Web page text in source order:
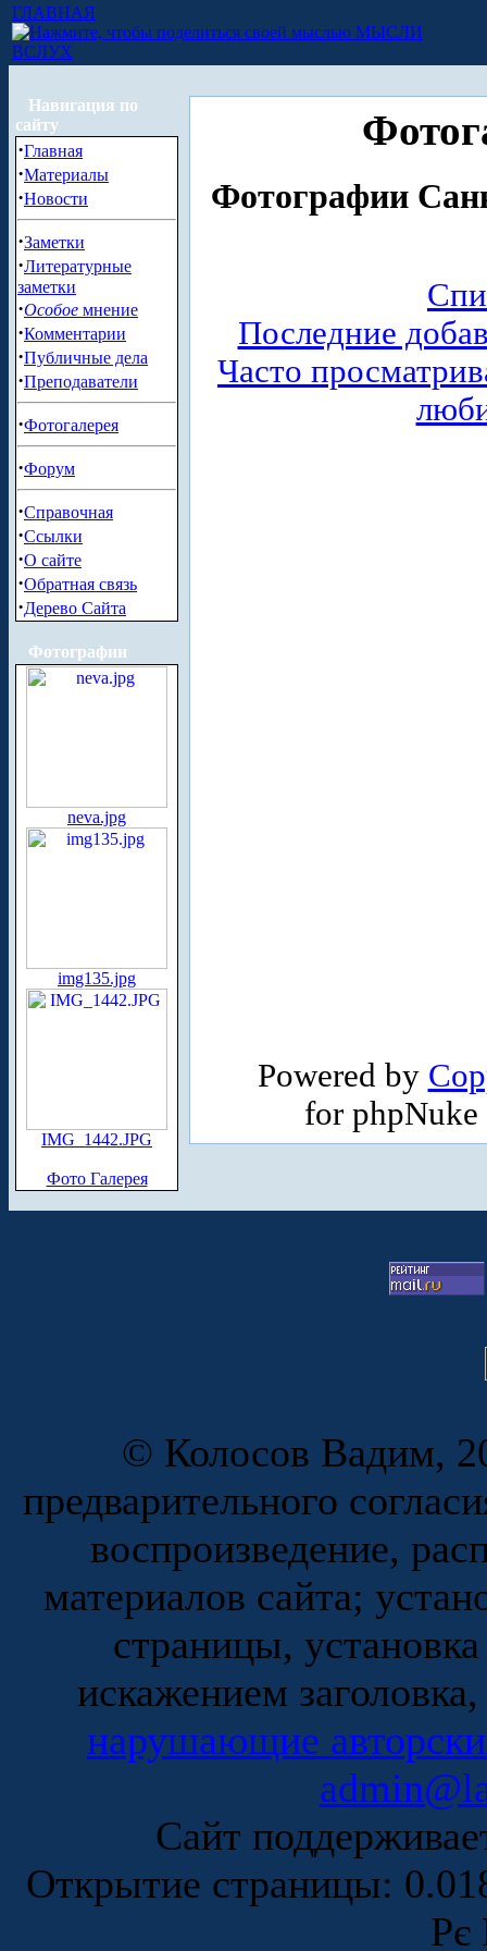
ГЛАВНАЯ
МЫСЛИ
ВСЛУХ
Навигация по
сайту
·Главная
·Материалы
·Новости
·Заметки
·Литературные
заметки
·Особое мнение
·Комментарии
·Публичные дела
·Преподаватели
·Фотогалерея
·Форум
·Справочная
·Ссылки
·О сайте
·Обратная связь
·Дерево Сайта
Фотографии
neva.jpg
img135.jpg
IMG_1442.JPG
Фото Галерея
Фотографии
Последние
Часто
Powered by
for
© Колосов Вадим,
предварительного
воспроизведение,
материалов сайта;
страницы,
искажением
нарушающие
Сайт
Открытие страницы:
Рє